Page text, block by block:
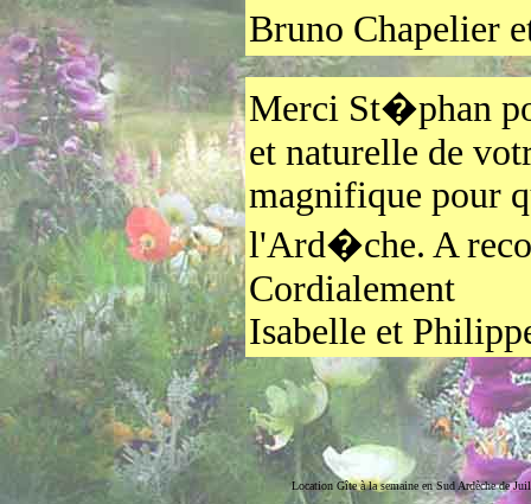
Bruno Chapelier
Merci St�phan
et naturelle de
magnifique pour
l'Ard�che. A
Cordialement
Isabelle et
Location Gîte à la semaine en Sud Ardèche de